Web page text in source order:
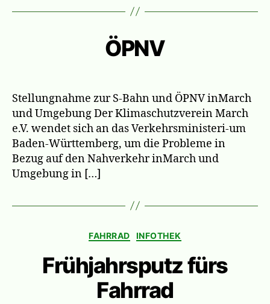
ÖPNV
Stellungnahme zur S-Bahn und ÖPNV inMarch
und Umgebung Der Klimaschutzverein March
e.V. wendet sich an das Verkehrsministeri-um
Baden-Württemberg, um die Probleme in
Bezug auf den Nahverkehr inMarch und
Umgebung in […]
Kategorien
FAHRRAD INFOTHEK
Frühjahrsputz fürs
Fahrrad